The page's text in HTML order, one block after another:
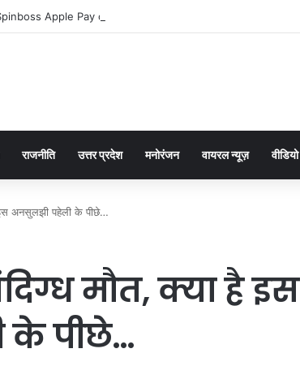
Apple Pay dla graczy na iPhone
राजनीति उत्तर प्रदेश मनोरंजन वायरल न्यूज़ वीडियो
इस अनसुलझी पहेली के पीछे…
मौत, क्या है इस
के पीछे…